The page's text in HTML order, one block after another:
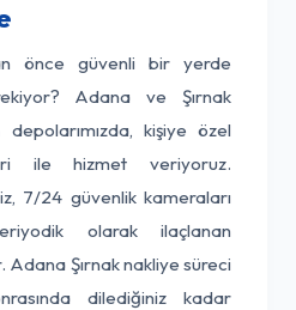
önce güvenli bir yerde
Adana ve Şırnak
kişiye özel
ile hizmet veriyoruz.
7/24 güvenlik kameraları
olarak ilaçlanan
Şırnak nakliye süreci
dilediğiniz kadar